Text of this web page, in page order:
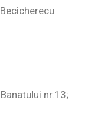
nr.13;